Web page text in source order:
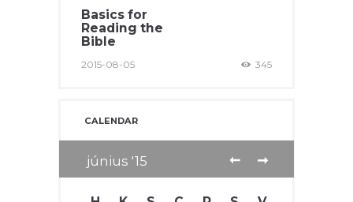
Basics for
Reading the
Bible
2015-08-05 345
CALENDAR
június 15